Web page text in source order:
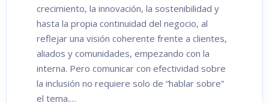
crecimiento, la innovación, la sostenibilidad y
hasta la propia continuidad del negocio, al
reflejar una visión coherente frente a clientes,
aliados y comunidades, empezando con la
interna. Pero comunicar con efectividad sobre
la inclusión no requiere solo de “hablar sobre”
el tema.…